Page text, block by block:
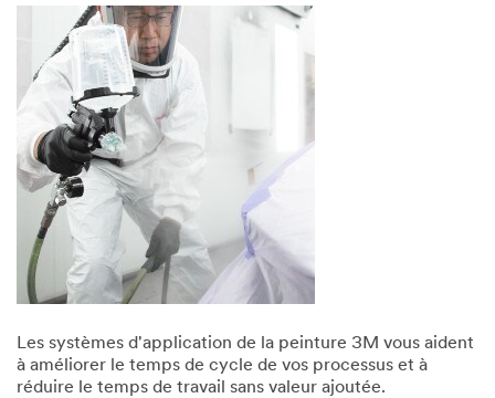
Les systèmes d'application de la peinture 3M vous aident
à améliorer le temps de cycle de vos processus et à
réduire le temps de travail sans valeur ajoutée.